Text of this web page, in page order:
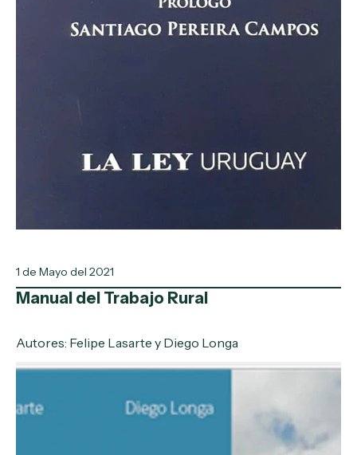
1 de Mayo del 2021
Manual del Trabajo Rural
Autores: Felipe Lasarte y Diego Longa